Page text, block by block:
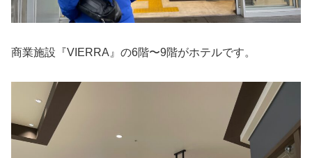
商業施設『VIERRA』の6階〜9階がホテルです。